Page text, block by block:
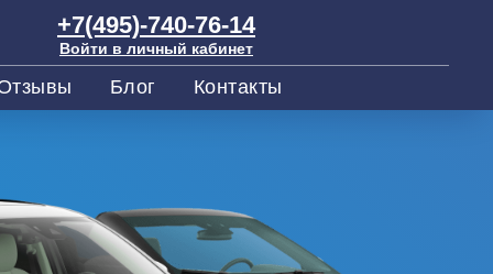
+7(495)-740-76-14
Войти в личный кабинет
Блог Контакты